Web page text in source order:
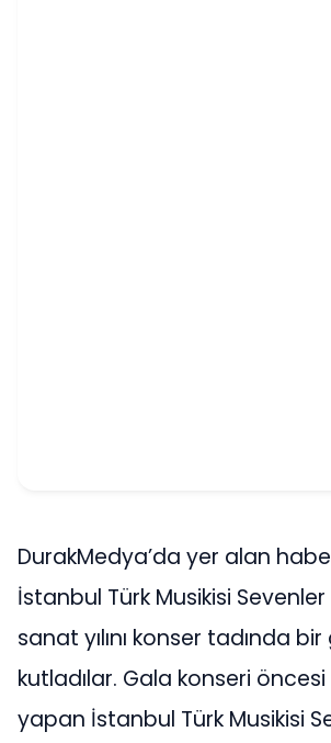
DurakMedya’da yer alan
İstanbul Türk Musikisi
sanat yılını konser tadında
kutladılar. Gala konseri
yapan İstanbul Türk Musikisi